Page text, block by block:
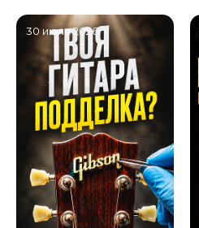
30 июля 2026